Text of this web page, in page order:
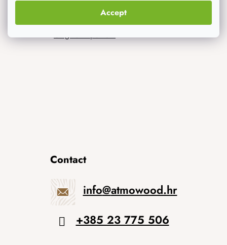
Accept
Originalni pokloni
Contact
info@atmowood.hr
+385 23 775 506